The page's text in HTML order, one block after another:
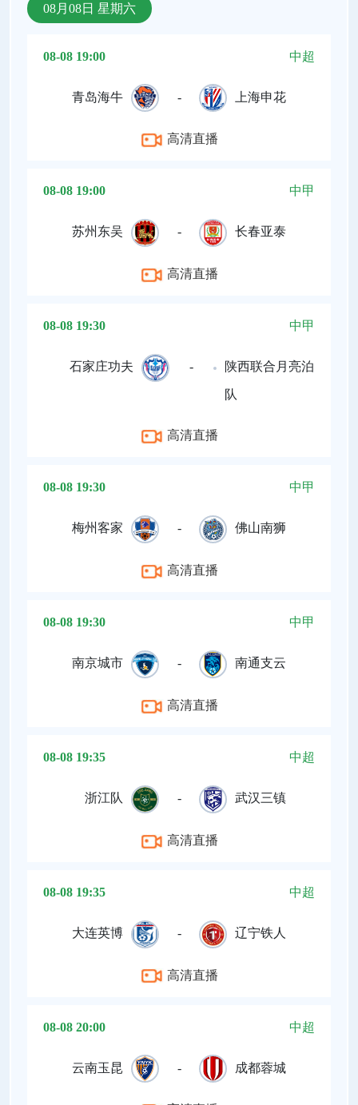
08月08日 星期六
08-08 19:00 中超
青岛海牛 - 上海申花
高清直播
08-08 19:00 中甲
苏州东吴 - 长春亚泰
高清直播
08-08 19:30 中甲
石家庄功夫 - 陕西联合月亮泊
队
高清直播
08-08 19:30 中甲
梅州客家 - 佛山南狮
高清直播
08-08 19:30 中甲
南京城市 - 南通支云
高清直播
08-08 19:35 中超
浙江队 - 武汉三镇
高清直播
08-08 19:35 中超
大连英博 - 辽宁铁人
高清直播
08-08 20:00 中超
云南玉昆 - 成都蓉城